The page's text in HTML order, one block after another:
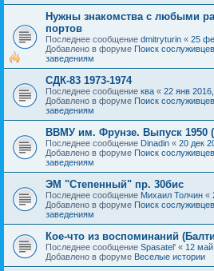
Нужны знакомства с любыми
портов
Последнее сообщение dmitryturin « 25
Добавлено в форуме Поиск
заведениям
СДК-83 1973-1974
Последнее сообщение ква « 22 янв
Добавлено в форуме Поиск
заведениям
ВВМУ им. Фрунзе. Выпуск 1950
Последнее сообщение Dinadin « 20 дек
Добавлено в форуме Поиск
заведениям
ЭМ "Степенный" пр. 30бис
Последнее сообщение Михаил Толчин «
Добавлено в форуме Поиск
заведениям
Кое-что из воспоминаний
Последнее сообщение Spasatel' « 12
Добавлено в форуме Веселые истории